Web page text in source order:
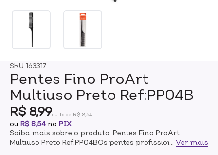
SKU 163317
Pentes Fino ProArt
Multiuso Preto Ref:PP04B
R$ 8,99ou 1x de R$ 8,54
ou R$ 8,54no PIX
Saiba mais sobre o produto: Pentes Fino ProArt
Multiuso Preto Ref:PP04BOs pentes profissionais da
Ver mais